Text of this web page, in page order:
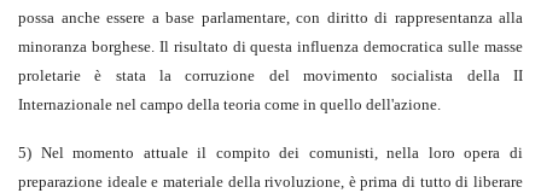
possa anche essere a base parlamentare, con diritto di rappresentanza alla
minoranza borghese. Il risultato di questa influenza democratica sulle masse
proletarie è stata la corruzione del movimento socialista della II
Internazionale nel campo della teoria come in quello dell'azione.
5) Nel momento attuale il compito dei comunisti, nella loro opera di
preparazione ideale e materiale della rivoluzione, è prima di tutto di liberare